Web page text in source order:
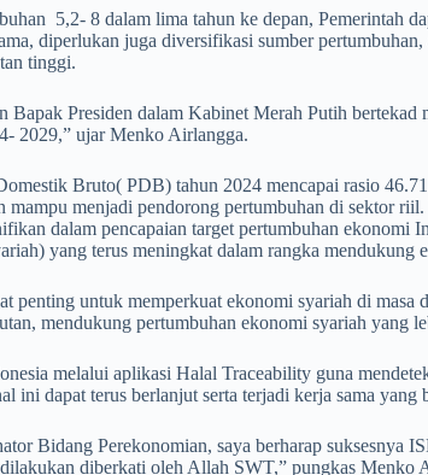
5,2- 8 dalam lima tahun ke depan, Pemerintah
diperlukan juga diversifikasi sumber
tinggi.
Presiden dalam Kabinet Merah Putih
2029,” ujar Menko Airlangga.
Bruto( PDB) tahun 2024 mencapai rasio
mampu menjadi pendorong pertumbuhan di sektor
dalam pencapaian target pertumbuhan ekonomi
yang terus meningkat dalam rangka mendukung
penting untuk memperkuat ekonomi syariah di
mendukung pertumbuhan ekonomi syariah yang
melalui aplikasi Halal Traceability guna
ini dapat terus berlanjut serta terjadi kerja sama
Bidang Perekonomian, saya berharap suksesnya
diberkati oleh Allah SWT,” pungkas Menko